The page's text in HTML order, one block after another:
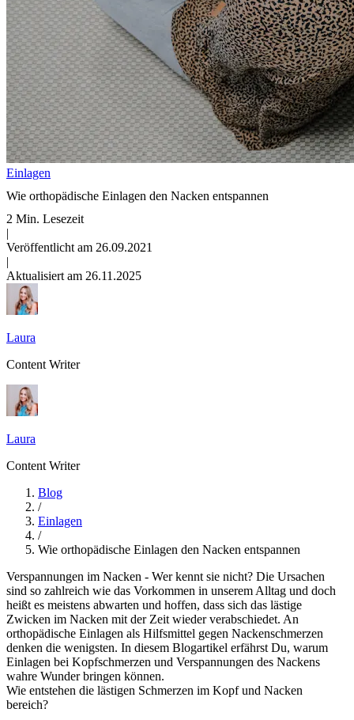
Einlagen
Wie orthopädische Einlagen den Nacken entspannen
2 Min. Lesezeit
|
Veröffentlicht am 26.09.2021
|
Aktualisiert am 26.11.2025
Laura
Content Writer
Laura
Content Writer
Blog
/
Einlagen
/
Wie orthopädische Einlagen den Nacken entspannen
Verspannungen im Nacken - Wer kennt sie nicht? Die Ursachen
sind so zahlreich wie das Vorkommen in unserem Alltag und doch
heißt es meistens abwarten und hoffen, dass sich das lästige
Zwicken im Nacken mit der Zeit wieder verabschiedet. An
orthopädische Einlagen als Hilfsmittel gegen Nackenschmerzen
denken die wenigsten. In diesem Blogartikel erfährst Du, warum
Einlagen bei Kopfschmerzen und Verspannungen des Nackens
wahre Wunder bringen können.
Wie entstehen die lästigen Schmerzen im Kopf und Nacken
bereich?